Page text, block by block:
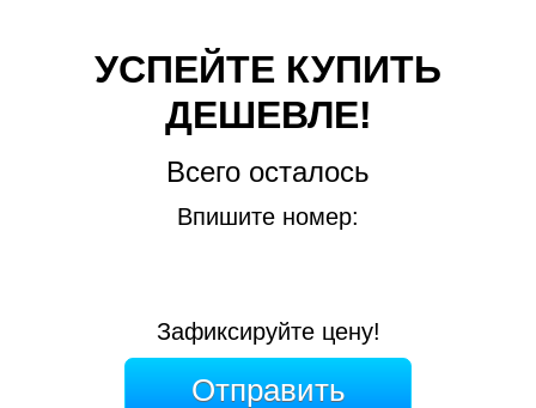
УСПЕЙТЕ КУПИТЬ
ДЕШЕВЛЕ!
Всего осталось
Впишите номер:
Зафиксируйте цену!